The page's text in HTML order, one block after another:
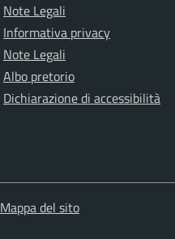
Note Legali
Informativa privacy
Note Legali
Albo pretorio
Dichiarazione di accessibilità
Mappa del sito